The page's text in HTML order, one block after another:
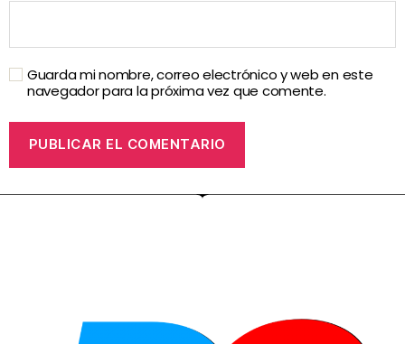
Guarda mi nombre, correo electrónico y web en este
navegador para la próxima vez que comente.